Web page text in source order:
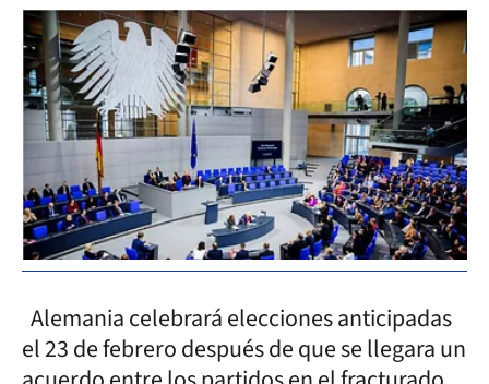
Alemania celebrará elecciones anticipadas
el 23 de febrero después de que se llegara un